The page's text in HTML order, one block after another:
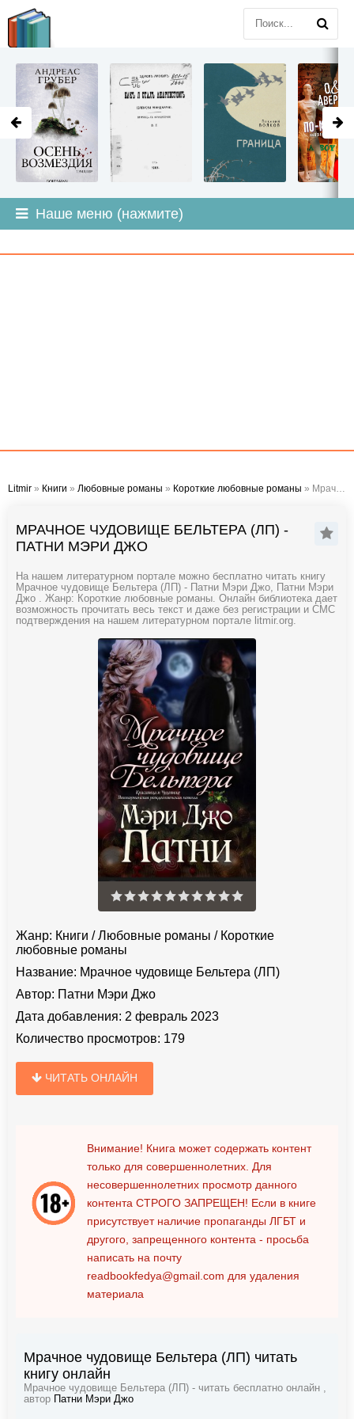
Наше меню (нажмите)
Litmir » Книги » Любовные романы » Короткие любовные романы » Мрачное чудовище Бельтера (ЛП) - Патни Мэри Джо
МРАЧНОЕ ЧУДОВИЩЕ БЕЛЬТЕРА (ЛП) -
ПАТНИ МЭРИ ДЖО
На нашем литературном портале можно бесплатно читать книгу
Мрачное чудовище Бельтера (ЛП) - Патни Мэри Джо, Патни Мэри
Джо . Жанр: Короткие любовные романы. Онлайн библиотека дает
возможность прочитать весь текст и даже без регистрации и СМС
подтверждения на нашем литературном портале litmir.org.
Жанр: Книги /Любовные романы / Короткие
любовные романы
Название: Мрачное чудовище Бельтера (ЛП)
Автор: Патни Мэри Джо
Дата добавления: 2 февраль 2023
Количество просмотров: 179
ЧИТАТЬ ОНЛАЙН
Внимание! Книга может содержать контент
только для совершеннолетних. Для
несовершеннолетних просмотр данного
контента СТРОГО ЗАПРЕЩЕН! Если в книге
присутствует наличие пропаганды ЛГБТ и
другого, запрещенного контента - просьба
написать на почту
readbookfedya@gmail.com для удаления
материала
Мрачное чудовище Бельтера (ЛП) читать
книгу онлайн
Мрачное чудовище Бельтера (ЛП) - читать бесплатно онлайн ,
автор
Патни Мэри Джо
LITMIR.ORG